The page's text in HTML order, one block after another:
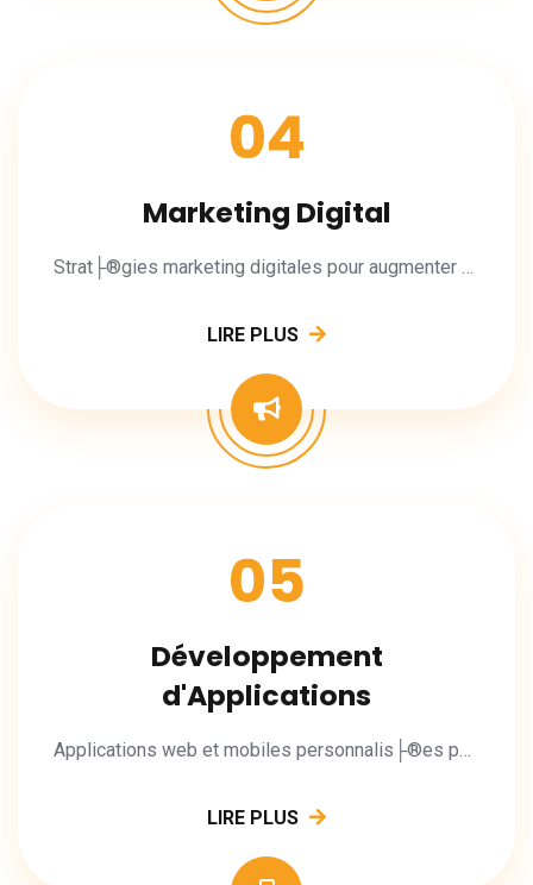
04
Marketing Digital
Strat├®gies marketing digitales pour augmenter votre visibilit├® et vos conversions.
LIRE PLUS
05
Développement
d'Applications
Applications web et mobiles personnalis├®es pour vos besoins m├®tier.
LIRE PLUS